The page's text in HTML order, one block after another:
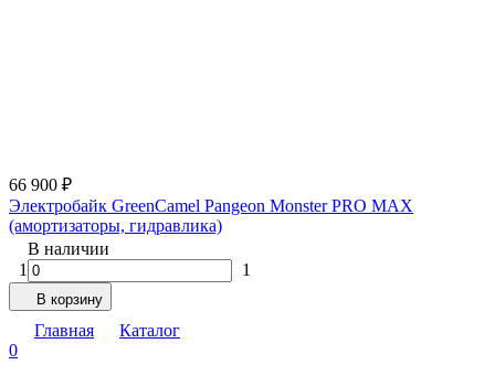
66 900 ₽
Электробайк GreenCamel Pangeon Monster PRO MAX
(амортизаторы, гидравлика)
В наличии
1
1
В корзину
Главная
Каталог
0